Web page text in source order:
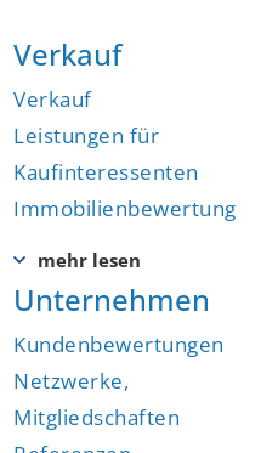
Verkauf
Verkauf
Leistungen für
Kaufinteressenten
Immobilienbewertung
Unternehmen
Kundenbewertungen
Netzwerke,
Mitgliedschaften